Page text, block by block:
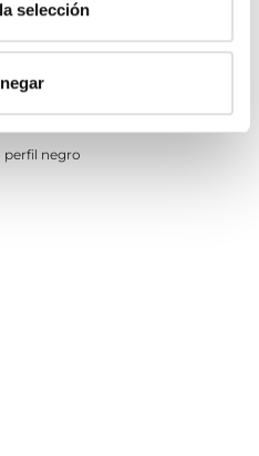
selección
perfil negro